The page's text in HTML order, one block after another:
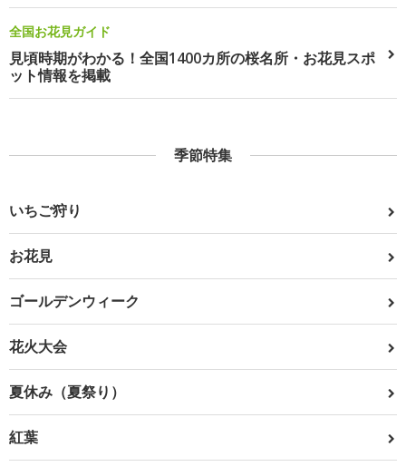
全国お花見ガイド
見頃時期がわかる！全国1400カ所の桜名所・お花見スポ
ット情報を掲載
季節特集
いちご狩り
お花見
ゴールデンウィーク
花火大会
夏休み（夏祭り）
紅葉